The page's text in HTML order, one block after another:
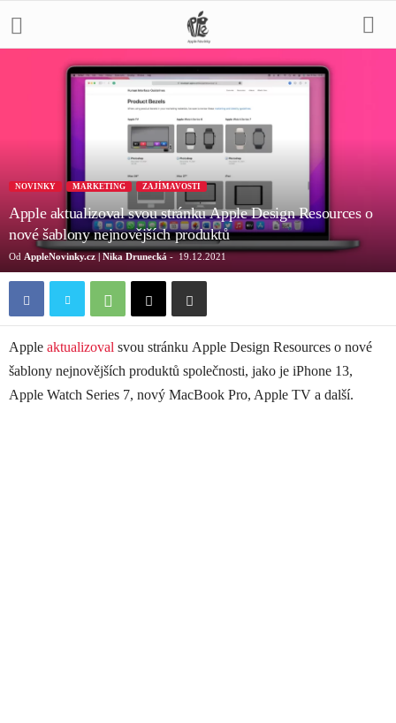
NOVINKY MARKETING ZAJÍMAVOSTI
Apple aktualizoval svou stránku Apple Design Resources o
nové šablony nejnovějších produktů
Od AppleNovinky.cz | Nika Drunecká - 19.12.2021
Apple aktualizoval svou stránku Apple Design Resources o nové
šablony nejnovějších produktů společnosti, jako je iPhone 13,
Apple Watch Series 7, nový MacBook Pro, Apple TV a další.